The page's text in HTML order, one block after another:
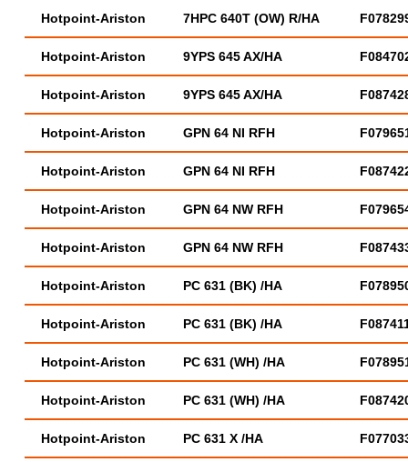
Hotpoint-Ariston 7HPC 640T (OW) R/HA
Hotpoint-Ariston 9YPS 645 AX/HA
Hotpoint-Ariston 9YPS 645 AX/HA
Hotpoint-Ariston GPN 64 NI RFH
Hotpoint-Ariston GPN 64 NI RFH
Hotpoint-Ariston GPN 64 NW RFH
Hotpoint-Ariston GPN 64 NW RFH
Hotpoint-Ariston PC 631 (BK) /HA
Hotpoint-Ariston PC 631 (BK) /HA
Hotpoint-Ariston PC 631 (WH) /HA
Hotpoint-Ariston PC 631 (WH) /HA
Hotpoint-Ariston PC 631 X /HA